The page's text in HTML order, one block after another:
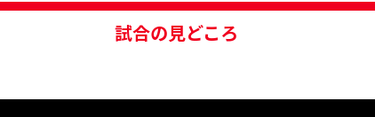
試合の見どころ